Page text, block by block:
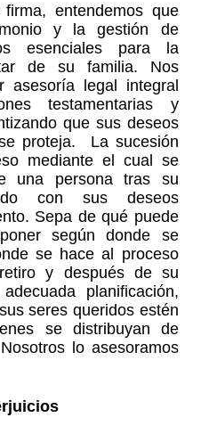
entendemos que
y la gestión de
esenciales para la
de su familia. Nos
asesoría legal integral
testamentarias y
que sus deseos
proteja. La sucesión
mediante el cual se
una persona tras su
con sus deseos
Sepa de qué puede
según donde se
se hace al proceso
y después de su
planificación,
seres queridos estén
se distribuyan de
lo asesoramos